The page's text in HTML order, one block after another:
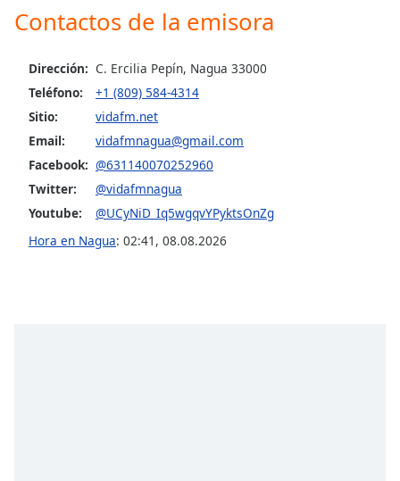
Caption
Area
Color
Font
Contactos de la emisora
Dirección: C. Ercilia Pepín, Nagua 33000
Teléfono:
+1 (809) 584-4314
Sitio:
vidafm.net
Email:
vidafmnagua@gmail.com
Facebook: @631140070252960
Twitter:
@vidafmnagua
Youtube:
@UCyNiD_Iq5wgqvYPyktsOnZg
Hora en Nagua: 02:41 , 08.08.2026